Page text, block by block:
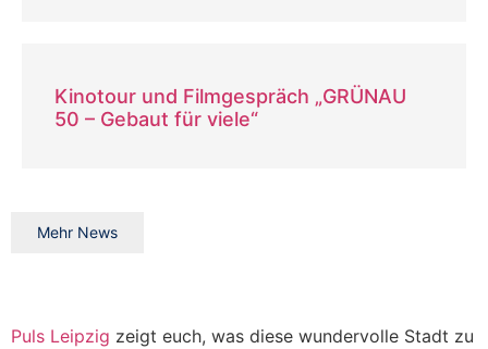
Kinotour und Filmgespräch „GRÜNAU
50 – Gebaut für viele“
Mehr News
Puls Leipzig zeigt euch, was diese wundervolle Stadt zu